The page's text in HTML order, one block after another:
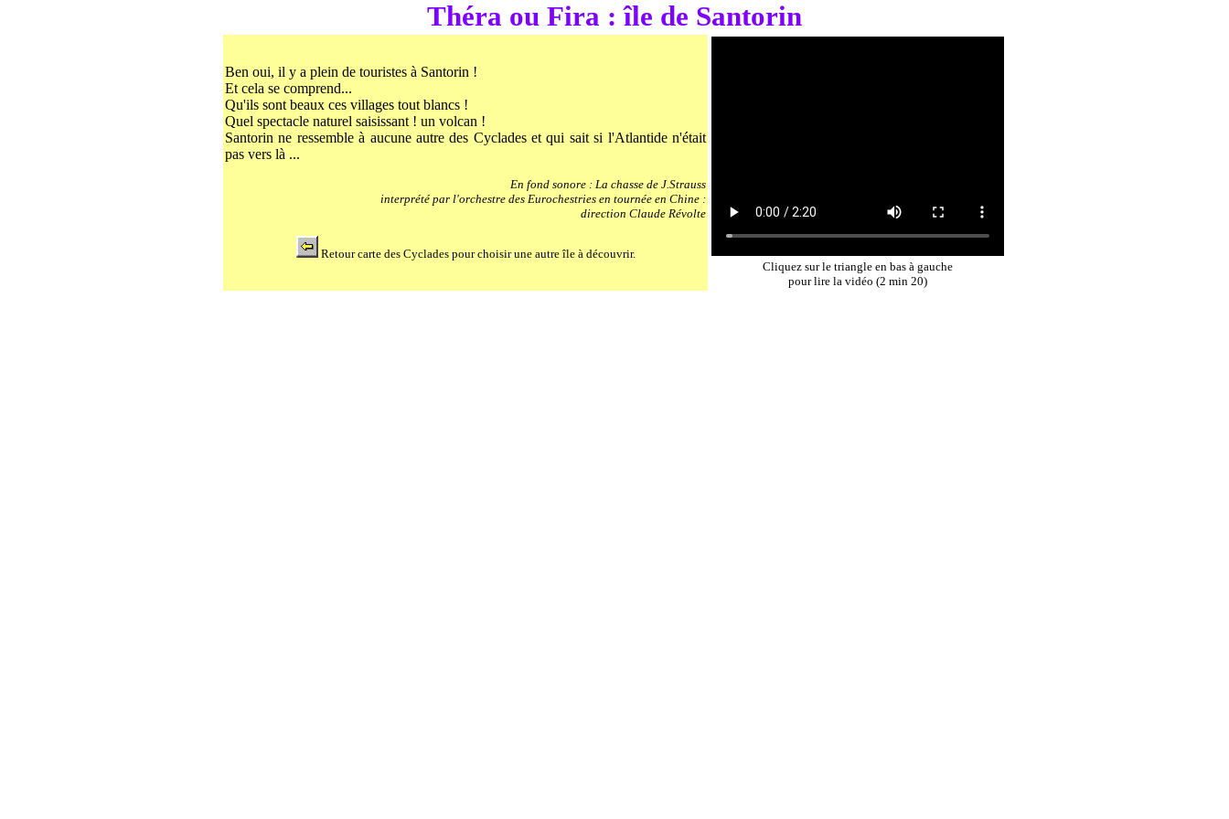
Théra ou Fira : île de Santorin
Ben oui, il y a plein de touristes à Santorin !
Et cela se comprend...
Qu'ils sont beaux ces villages tout blancs !
Quel spectacle naturel saisissant ! un volcan !
Santorin ne ressemble à aucune autre des Cyclades et qui sait si l'Atlantide n'était
pas vers là ...
En fond sonore : La chasse de J.Strauss
interprété par l'orchestre des Eurochestries en tournée en Chine :
direction Claude Révolte
Retour carte des Cyclades pour choisir une autre île à découvrir.
Cliquez sur le triangle en bas à gauche
pour lire la vidéo (2 min 20)